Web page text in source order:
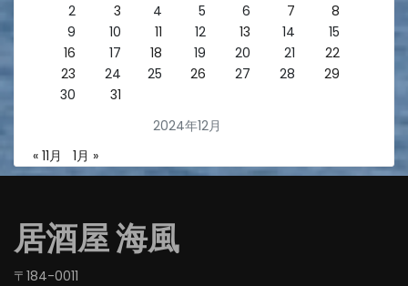
2024年12月
2
3 4 5 6 7
8
9
10 11 12 13 14
15
16
17 18 19 20 21
22
23
24 25 26 27 28
29
30
31
« 11月 1月 »
居酒屋 海風
〒184-0011